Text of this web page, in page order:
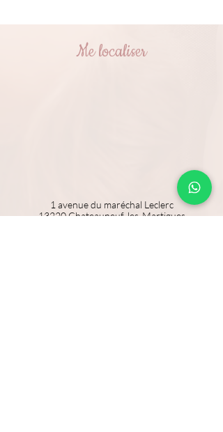
Me localiser
1 avenue du maréchal Leclerc
13220 Chateauneuf-les-Martigues